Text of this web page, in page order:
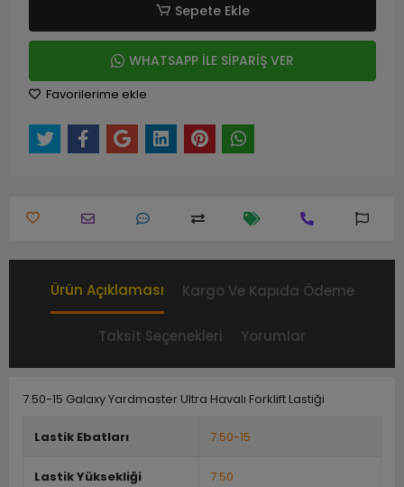
Sepete Ekle
WHATSAPP İLE SİPARİŞ VER
Favorilerime ekle
Ürün Açıklaması Kargo Ve Kapıda Ödeme
Taksit Seçenekleri Yorumlar
7.50-15 Galaxy Yardmaster Ultra Havalı Forklift Lastiği
Lastik Ebatları 7.50-15
Lastik Yüksekliği 7.50